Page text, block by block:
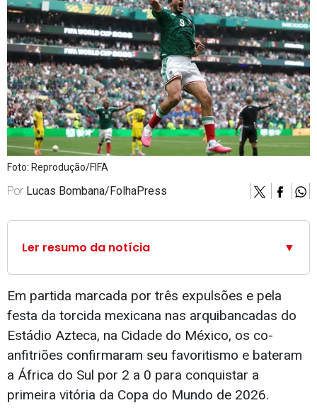
Foto: Reprodução/FIFA
Por Lucas Bombana/FolhaPress
Ler resumo da notícia ▼
Em partida marcada por três expulsões e pela
festa da torcida mexicana nas arquibancadas do
Estádio Azteca, na Cidade do México, os co-
anfitriões confirmaram seu favoritismo e bateram
a África do Sul por 2 a 0 para conquistar a
primeira vitória da Copa do Mundo de 2026.